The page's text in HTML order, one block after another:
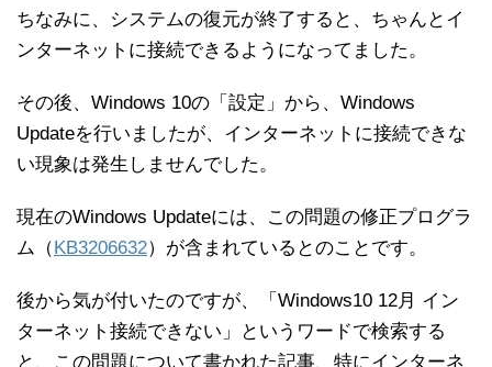
ちなみに、システムの復元が終了すると、ちゃんとイ
ンターネットに接続できるようになってました。
その後、Windows 10の「設定」から、Windows
Updateを行いましたが、インターネットに接続できな
い現象は発生しませんでした。
現在のWindows Updateには、この問題の修正プログラ
ム（KB3206632）が含まれているとのことです。
後から気が付いたのですが、「Windows10 12月 イン
ターネット接続できない」というワードで検索する
と、この問題について書かれた記事、特にインターネ